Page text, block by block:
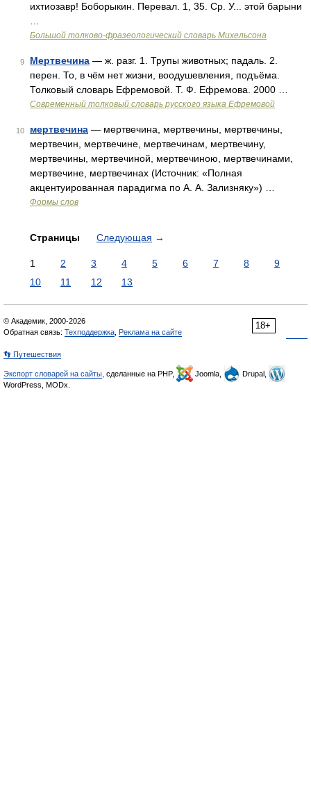
ихтиозавр! Боборыкин. Перевал. 1, 35. Ср. У... этой барыни
Большой толково-фразеологический словарь Михельсона
9 Мертвечина — ж. разг. 1. Трупы животных; падаль. 2.
перен. То, в чём нет жизни, воодушевления, подъёма.
Толковый словарь Ефремовой. Т. Ф. Ефремова. 2000 …
Современный толковый словарь русского языка Ефремовой
10 мертвечина — мертвечина, мертвечины, мертвечины,
мертвечин, мертвечине, мертвечинам, мертвечину,
мертвечины, мертвечиной, мертвечиною, мертвечинами,
мертвечине, мертвечинах (Источник: «Полная
акцентуированная парадигма по А. А. Зализняку») …
Формы слов
Страницы Следующая →
1 2 3 4 5 6 7 8
9
10
11 12 13
18+
© Академик, 2000-2026
Обратная связь: Техподдержка Реклама на сайте
👣 Путешествия
Экспорт словарей на сайты , сделанные на PHP, Joomla,
Drupal,
WordPress, MODx.